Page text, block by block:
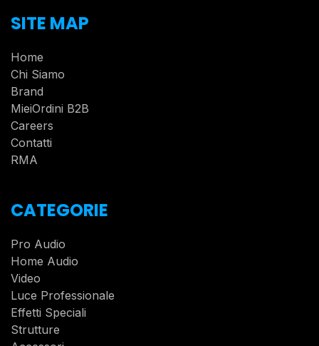
SITE MAP
Home
Chi Siamo
Brand
MieiOrdini B2B
Careers
Contatti
RMA
CATEGORIE
Pro Audio
Home Audio
Video
Luce Professionale
Effetti Speciali
Strutture